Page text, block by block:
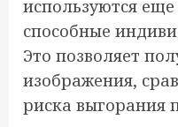
используются
способные
Это позволяет
изображения,
риска выгорания